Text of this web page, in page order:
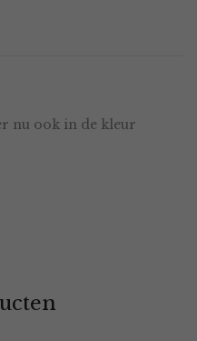
nu ook in de kleur